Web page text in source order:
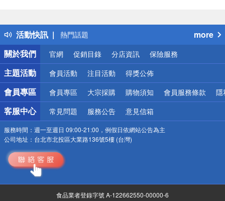
活動快訊
得獎公告
熱門話題
銀行優惠
偏遠地區配送
詐騙網頁！請小心！
more
關於我們
官網 促銷目錄 分店資訊 保險服務
主題活動 會員活動 注目活動 得獎公佈
會員專區 會員專區 大宗採購 購物須知 會員服務條款 隱
客服中心 常見問題 服務公告 意見信箱
服務時間： 週一至週日 09:00-21:00，例假日依網站公告為主
公司地址： 台北市北投區大業路136號5樓 (台灣)
食品業者登錄字號 A-122662550-00000-6